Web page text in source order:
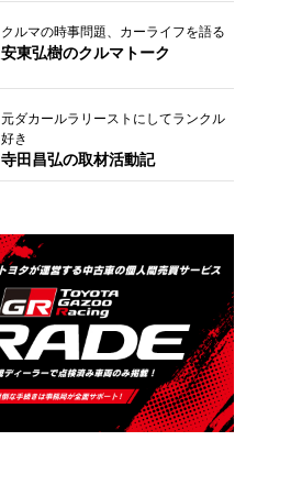
クルマの時事問題、カーライフを語る
安東弘樹のクルマトーク
元ダカールラリーストにしてランクル
好き
寺田昌弘の取材活動記